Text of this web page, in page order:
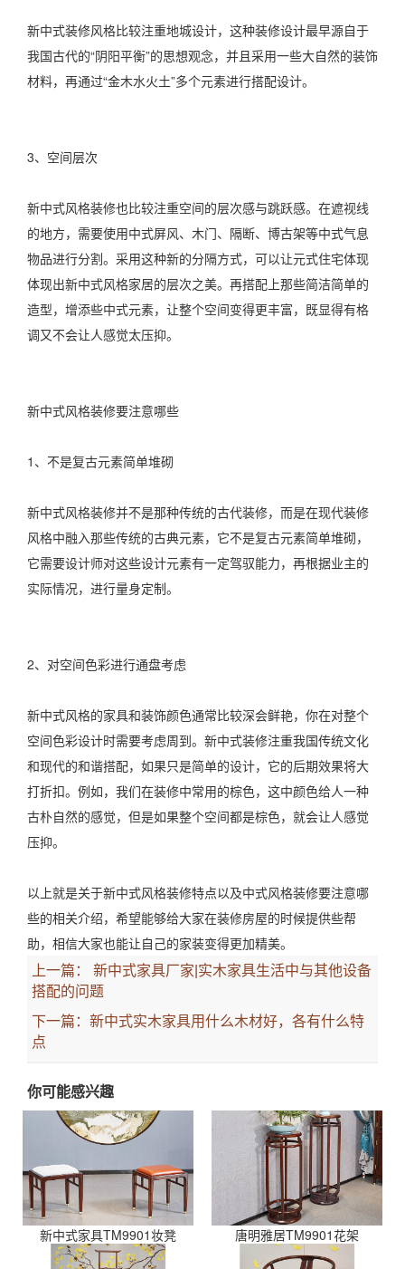
新中式装修风格比较注重地城设计，这种装修设计最早源自于
我国古代的“阴阳平衡”的思想观念，并且采用一些大自然的装饰
材料，再通过“金木水火土”多个元素进行搭配设计。
3、空间层次
新中式风格装修也比较注重空间的层次感与跳跃感。在遮视线
的地方，需要使用中式屏风、木门、隔断、博古架等中式气息
物品进行分割。采用这种新的分隔方式，可以让元式住宅体现
体现出新中式风格家居的层次之美。再搭配上那些简洁简单的
造型，增添些中式元素，让整个空间变得更丰富，既显得有格
调又不会让人感觉太压抑。
新中式风格装修要注意哪些
1、不是复古元素简单堆砌
新中式风格装修并不是那种传统的古代装修，而是在现代装修
风格中融入那些传统的古典元素，它不是复古元素简单堆砌，
它需要设计师对这些设计元素有一定驾驭能力，再根据业主的
实际情况，进行量身定制。
2、对空间色彩进行通盘考虑
新中式风格的家具和装饰颜色通常比较深会鲜艳，你在对整个
空间色彩设计时需要考虑周到。新中式装修注重我国传统文化
和现代的和谐搭配，如果只是简单的设计，它的后期效果将大
打折扣。例如，我们在装修中常用的棕色，这中颜色给人一种
古朴自然的感觉，但是如果整个空间都是棕色，就会让人感觉
压抑。
以上就是关于新中式风格装修特点以及中式风格装修要注意哪
些的相关介绍，希望能够给大家在装修房屋的时候提供些帮
助，相信大家也能让自己的家装变得更加精美。
上一篇：
新中式家具厂家|实木家具生活中与其他设备
搭配的问题
下一篇：
新中式实木家具用什么木材好，各有什么特
点
你可能感兴趣
新中式家具TM9901妆凳 唐明雅居TM9901花架